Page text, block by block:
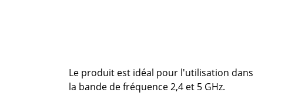
Le produit est idéal pour l'utilisation dans
la bande de fréquence 2,4 et 5 GHz.